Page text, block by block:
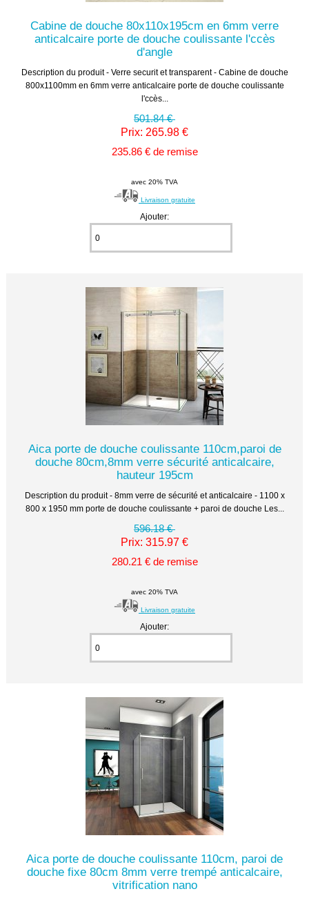
Cabine de douche 80x110x195cm en 6mm verre
anticalcaire porte de douche coulissante l'ccès
d'angle
Description du produit - Verre securit et transparent - Cabine de douche
800x1100mm en 6mm verre anticalcaire porte de douche coulissante
l'ccès...
501.84 €
Prix: 265.98 €
235.86 € de remise
avec 20% TVA
Livraison gratuite
Ajouter:
Aica porte de douche coulissante 110cm,paroi de
douche 80cm,8mm verre sécurité anticalcaire,
hauteur 195cm
Description du produit - 8mm verre de sécurité et anticalcaire - 1100 x
800 x 1950 mm porte de douche coulissante + paroi de douche Les...
596.18 €
Prix: 315.97 €
280.21 € de remise
avec 20% TVA
Livraison gratuite
Ajouter:
Aica porte de douche coulissante 110cm, paroi de
douche fixe 80cm 8mm verre trempé anticalcaire,
vitrification nano